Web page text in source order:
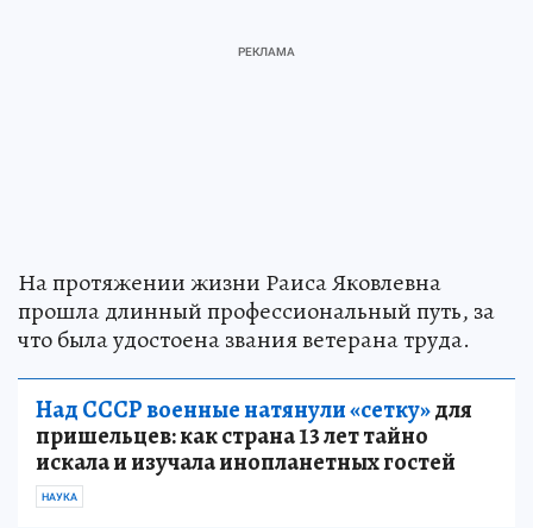
На протяжении жизни Раиса Яковлевна
прошла длинный профессиональный путь, за
что была удостоена звания ветерана труда.
Над СССР военные натянули «сетку»для
пришельцев: как страна 13 лет тайно
искала и изучала инопланетных гостей
НАУКА